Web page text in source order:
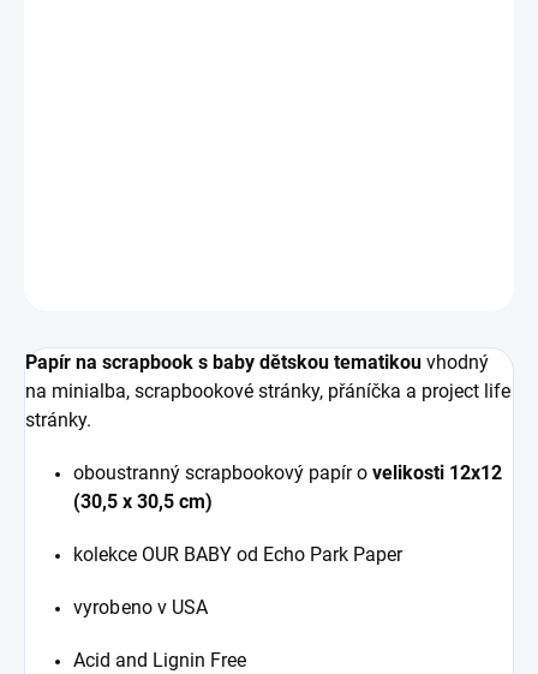
Papír na scrapbook s baby dětskou tematikou vhodný
na minialba, scrapbookové stránky, přáníčka a project life
stránky.
oboustranný scrapbookový papír o velikosti 12x12
(30,5 x 30,5 cm)
kolekce OUR BABY od Echo Park Paper
vyrobeno v USA
Acid and Lignin Free